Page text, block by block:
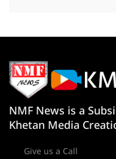
NMF News is a
Khetan Media
Give us a Call